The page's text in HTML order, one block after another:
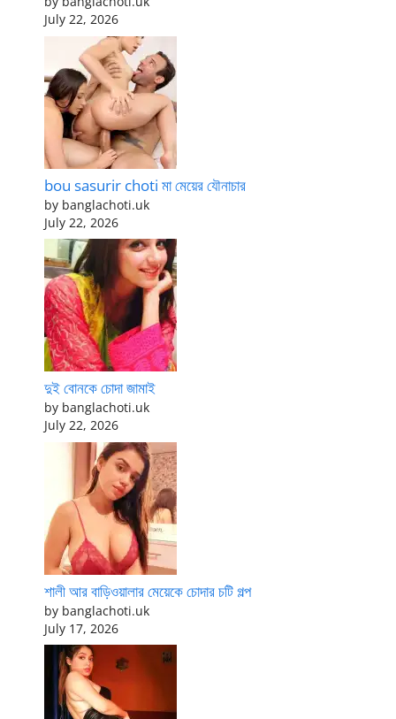
July 22, 2026
bou sasurir choti মা মেয়ের যৌনাচার
by banglachoti.uk
July 22, 2026
দুই বোনকে চোদা জামাই
by banglachoti.uk
July 22, 2026
শালী আর বাড়িওয়ালার মেয়েকে চোদার চটি গল্প
by banglachoti.uk
July 17, 2026